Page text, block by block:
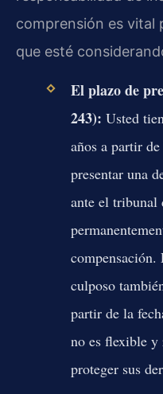
comprensión es vital
que esté
El plazo de
243): Usted
años a partir
presentar una
ante el tribunal
culposo
partir de la
no es flexible y
proteger sus